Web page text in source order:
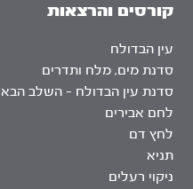
קורסים והרצאות
עין הבדולח
סדנת מים, מלח ותדרים
סדנת עין הבדולח – השלב הבא
לחם אבירים
לחץ דם
תניא
ניקוי רעלים